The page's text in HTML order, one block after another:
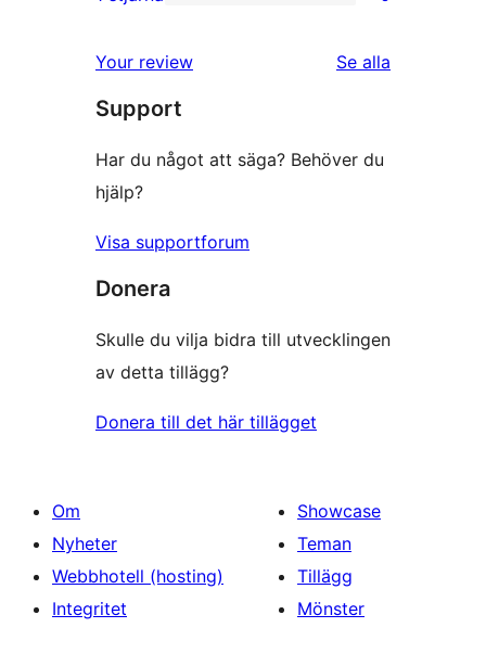
recensioner
stjärniga
recensioner
Your review
Se alla
Support
Har du något att säga? Behöver du
hjälp?
Visa supportforum
Donera
Skulle du vilja bidra till utvecklingen
av detta tillägg?
Donera till det här tillägget
Om
Nyheter
Webbhotell (hosting)
Integritet
Showcase
Teman
Tillägg
Mönster